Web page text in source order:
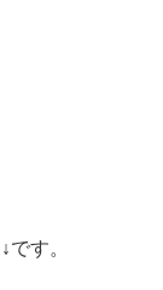
す。